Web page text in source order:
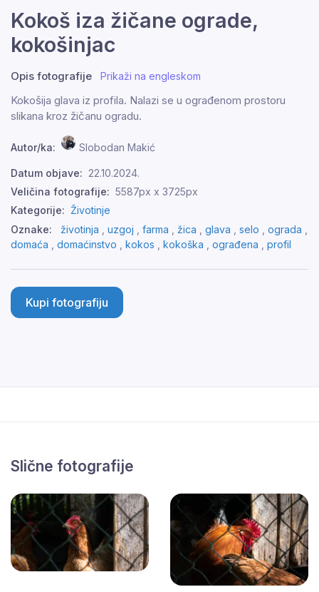
Kokoš iza žičane ograde,
kokošinjac
Opis fotografije Prikaži na engleskom
Kokošija glava iz profila. Nalazi se u ograđenom prostoru
slikana kroz žičanu ogradu.
Autor/ka: Slobodan Makić
Datum objave: 22.10.2024.
Veličina fotografije: 5587px x 3725px
Kategorije: Životinje
Oznake:
životinja uzgoj farma žica glava selo ograda
domaća
domaćinstvo kokos kokoška ograđena profil
Kupi fotografiju
Slične fotografije